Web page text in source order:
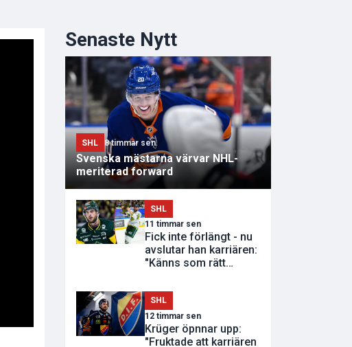
Senaste Nytt
SHL 8 timmar sen
Svenska mästarna värvar NHL-
meriterad forward
SHL
11 timmar sen
Fick inte förlängt - nu
avslutar han karriären:
"Känns som rätt
SHL
12 timmar sen
Krüger öpnnar upp:
"Fruktade att karriären